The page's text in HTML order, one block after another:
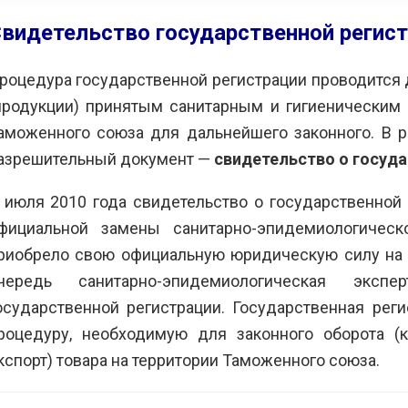
вас за
по сертификации
техрегламенов
союза.
на дальнейшее
-
Мы получили большое
удовольствие от совместной
рекомендовать вас как
надежного и
партнера в сфере
сертификации и
промбезопасности.
АО ИК «ЗИОМАР»-
Бузинов А.В.
государственной
государственной регистрации
принятым санитарным и
союза для дальнейшего законного. В
документ — свидетельство о
2010 года свидетельство о государственной
замены санитарно-
свою официальную юридическую силу
санитарно-эпидемиологическая
регистрации. Государственная
необходимую для законного оборота
товара на территории Таможенного союза.